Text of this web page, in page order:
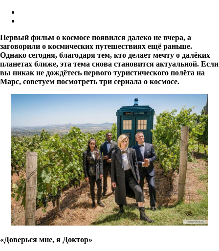
Первый фильм о космосе появился далеко не вчера, а
заговорили о космических путешествиях ещё раньше.
Однако сегодня, благодаря тем, кто делает мечту о далёких
планетах ближе, эта тема снова становится актуальной. Если
вы никак не дождётесь первого туристического полёта на
Марс, советуем посмотреть три сериала о космосе.
«Доверься мне, я Доктор»